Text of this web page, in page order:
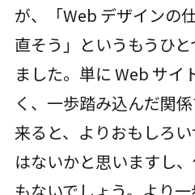
が、「Web デザインの
直そう」というもうひ
ました。単に Web サイ
く、一歩踏み込んだ関
来ると、よりおもしろ
はないかと思いますし